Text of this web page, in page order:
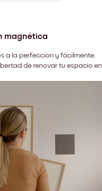
magnética
a la perfección y fácilmente.
de renovar tu espacio en